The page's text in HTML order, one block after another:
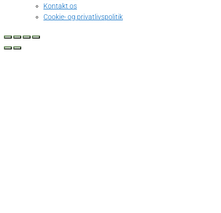
Kontakt os
Cookie- og privatlivspolitik